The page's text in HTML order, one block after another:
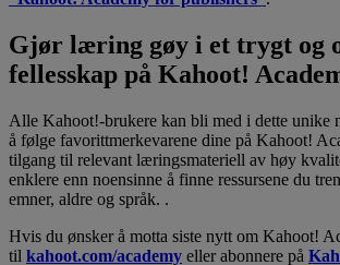
Gjør læring gøy i et trygt og
fellesskap på Kahoot!
Alle Kahoot!-brukere kan bli med i dette unike
å følge favorittmerkevarene dine på Kahoot!
tilgang til relevant læringsmateriell av høy
enklere enn noensinne å finne ressursene du
emner, aldre og språk. .
Hvis du ønsker å motta siste nytt om Kahoot!
til kahoot.com/academy eller abonnere på